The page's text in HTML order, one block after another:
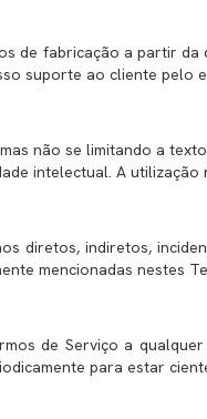
de fabricação a partir
suporte ao cliente pelo
não se limitando a
intelectual. A
diretos, indiretos,
mencionadas nestes
de Serviço a
para estar